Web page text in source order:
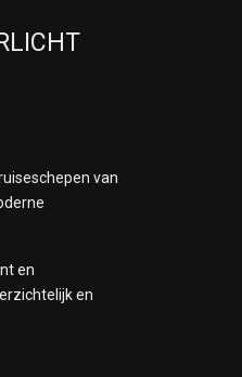
van
en
en